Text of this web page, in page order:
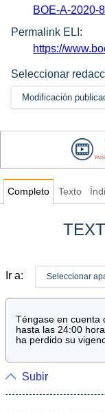
BOE-A-2020-
Permalink ELI:
https://
Seleccionar
Modificación
Completo Texto
Ir a: Seleccionar
Téngase en cuenta
hasta las 24:00
ha perdido su
Subir